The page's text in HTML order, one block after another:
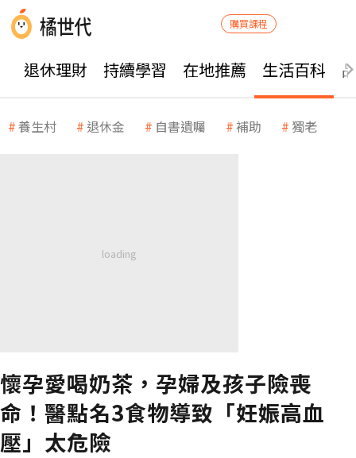
購買課程
退休理財 持續學習 在地推薦 生活百科
養生村 退休金 自書遺囑 補助 獨老
懷孕愛喝奶茶，孕婦及孩子險喪
命！醫點名3食物導致「妊娠高血
壓」太危險